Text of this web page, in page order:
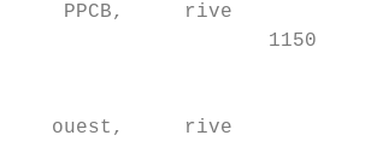
PPCB,     rive
1150
ouest,     rive